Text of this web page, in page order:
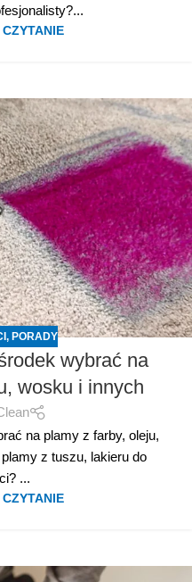
, PORADY
wybrać na
wosku i innych
na plamy z farby, oleju,
z tuszu, lakieru do
...